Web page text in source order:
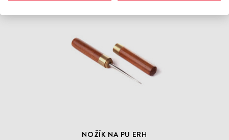
ODOBER
DO
NOŽÍK NA PU ERH